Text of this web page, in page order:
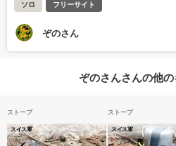
ソロ フリーサイト
ぞのさん
ぞのさんさんの他
ストーブ
スイス軍
ストーブ
スイス軍